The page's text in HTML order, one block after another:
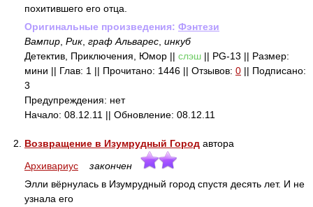
похитившего его отца.
Оригинальные произведения: Фэнтези
Вампир Рик граф Альварес инкуб
Детектив, Приключения, Юмор || слэш || PG-13 || Размер:
мини || Глав: 1 || Прочитано: 1446 || Отзывов: 0 || Подписано:
3
Предупреждения: нет
Начало: 08.12.11 || Обновление: 08.12.11
2. Возвращение в Изумрудный Город автора
Архивариус
закончен
Элли вёрнулась в Изумрудный город спустя десять лет. И не
узнала его